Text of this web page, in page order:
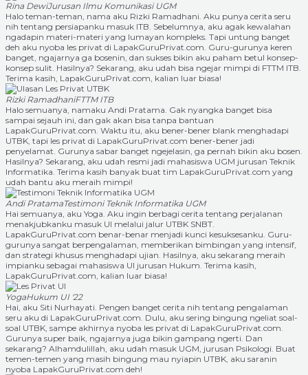
Rina DewiJurusan Ilmu Komunikasi UGM
Halo teman-teman, nama aku Rizki Ramadhani. Aku punya cerita seru
nih tentang persiapanku masuk ITB. Sebelumnya, aku agak kewalahan
ngadapin materi-materi yang lumayan kompleks. Tapi untung banget
deh aku nyoba les privat di LapakGuruPrivat.com. Guru-gurunya keren
banget, ngajarnya ga bosenin, dan sukses bikin aku paham betul konsep-
konsep sulit. Hasilnya? Sekarang, aku udah bisa ngejar mimpi di FTTM ITB.
Terima kasih, LapakGuruPrivat.com, kalian luar biasa!
Rizki RamadhaniFTTM ITB
Halo semuanya, namaku Andi Pratama. Gak nyangka banget bisa
sampai sejauh ini, dan gak akan bisa tanpa bantuan
LapakGuruPrivat.com. Waktu itu, aku bener-bener blank menghadapi
UTBK, tapi les privat di LapakGuruPrivat.com bener-bener jadi
penyelamat. Gurunya sabar banget ngejelasin, ga pernah bikin aku bosen.
Hasilnya? Sekarang, aku udah resmi jadi mahasiswa UGM jurusan Teknik
Informatika. Terima kasih banyak buat tim LapakGuruPrivat.com yang
udah bantu aku meraih mimpi!
Andi PratamaTestimoni Teknik Informatika UGM
Hai semuanya, aku Yoga. Aku ingin berbagi cerita tentang perjalanan
menakjubkanku masuk UI melalui jalur UTBK SNBT.
LapakGuruPrivat.com benar-benar menjadi kunci kesuksesanku. Guru-
gurunya sangat berpengalaman, memberikan bimbingan yang intensif,
dan strategi khusus menghadapi ujian. Hasilnya, aku sekarang meraih
impianku sebagai mahasiswa UI jurusan Hukum. Terima kasih,
LapakGuruPrivat.com, kalian luar biasa!
YogaHukum UI '22
Hai, aku Siti Nurhayati. Pengen banget cerita nih tentang pengalaman
seru aku di LapakGuruPrivat.com. Dulu, aku sering bingung ngeliat soal-
soal UTBK, sampe akhirnya nyoba les privat di LapakGuruPrivat.com.
Gurunya super baik, ngajarnya juga bikin gampang ngerti. Dan
sekarang? Alhamdulillah, aku udah masuk UGM, jurusan Psikologi. Buat
temen-temen yang masih bingung mau nyiapin UTBK, aku saranin
nyoba LapakGuruPrivat.com deh!